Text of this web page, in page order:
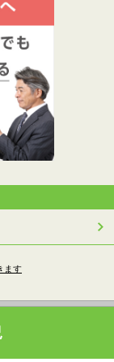
ます